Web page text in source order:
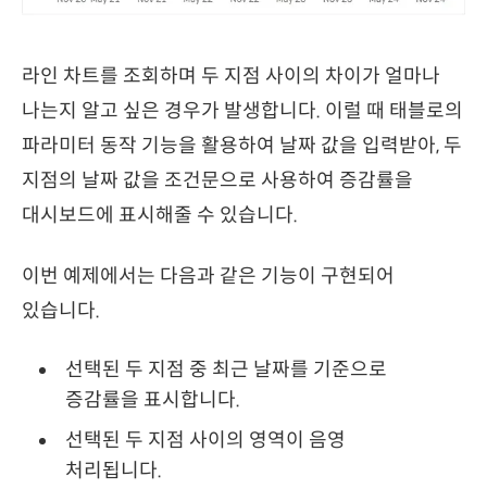
라인 차트를 조회하며 두 지점 사이의 차이가 얼마나
나는지 알고 싶은 경우가 발생합니다. 이럴 때 태블로의
파라미터 동작 기능을 활용하여 날짜 값을 입력받아, 두
지점의 날짜 값을 조건문으로 사용하여 증감률을
대시보드에 표시해줄 수 있습니다.
이번 예제에서는 다음과 같은 기능이 구현되어
있습니다.
선택된 두 지점 중 최근 날짜를 기준으로
증감률을 표시합니다.
선택된 두 지점 사이의 영역이 음영
처리됩니다.